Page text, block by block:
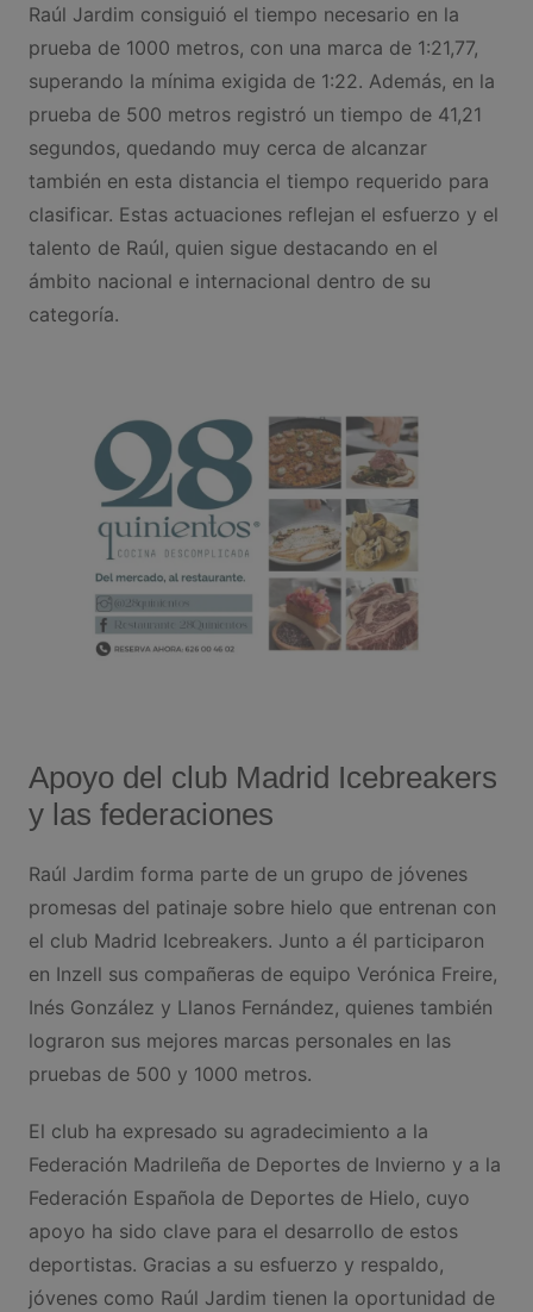
Raúl Jardim consiguió el tiempo necesario en la
prueba de 1000 metros, con una marca de 1:21,77,
superando la mínima exigida de 1:22. Además, en la
prueba de 500 metros registró un tiempo de 41,21
segundos, quedando muy cerca de alcanzar
también en esta distancia el tiempo requerido para
clasificar. Estas actuaciones reflejan el esfuerzo y el
talento de Raúl, quien sigue destacando en el
ámbito nacional e internacional dentro de su
categoría.
Apoyo del club Madrid Icebreakers
y las federaciones
Raúl Jardim forma parte de un grupo de jóvenes
promesas del patinaje sobre hielo que entrenan con
el club Madrid Icebreakers. Junto a él participaron
en Inzell sus compañeras de equipo Verónica Freire,
Inés González y Llanos Fernández, quienes también
lograron sus mejores marcas personales en las
pruebas de 500 y 1000 metros.
El club ha expresado su agradecimiento a la
Federación Madrileña de Deportes de Invierno y a la
Federación Española de Deportes de Hielo, cuyo
apoyo ha sido clave para el desarrollo de estos
deportistas. Gracias a su esfuerzo y respaldo,
jóvenes como Raúl Jardim tienen la oportunidad de